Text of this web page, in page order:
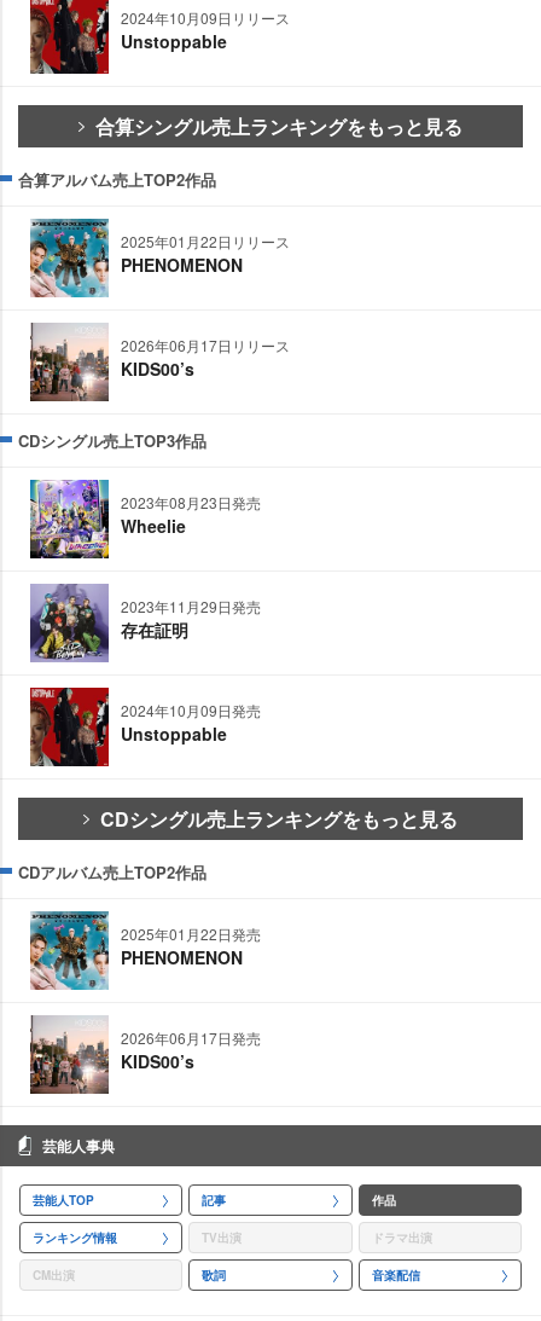
2024年10月09日リリース
Unstoppable
合算シングル売上ランキングをもっと見る
合算アルバム売上TOP2作品
2025年01月22日リリース
PHENOMENON
2026年06月17日リリース
KIDS00’s
CDシングル売上TOP3作品
2023年08月23日発売
Wheelie
2023年11月29日発売
存在証明
2024年10月09日発売
Unstoppable
CDシングル売上ランキングをもっと見る
CDアルバム売上TOP2作品
2025年01月22日発売
PHENOMENON
2026年06月17日発売
KIDS00’s
芸能人事典
芸能人TOP 記事 作品
ランキング情報 TV出演 ドラマ出演
CM出演 歌詞 音楽配信